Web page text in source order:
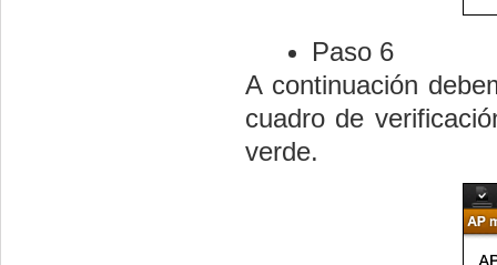
Paso 6
A continuación
cuadro de
verde.